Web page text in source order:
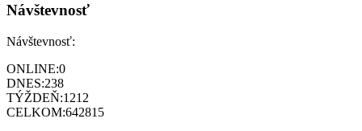
Návštevnosť
Návštevnosť:
ONLINE:0
DNES:238
TÝŽDEŇ:1212
CELKOM:642815